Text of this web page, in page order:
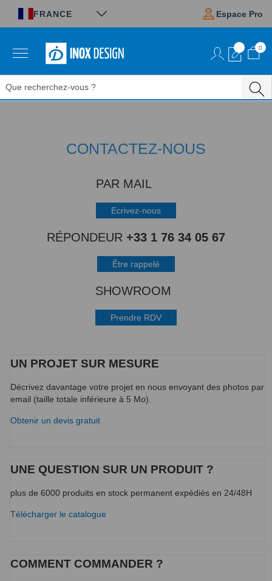
FRANCE Espace Pro
0
contenu
CONTACTEZ-NOUS
PAR MAIL
Ecrivez-nous
RÉPONDEUR +33 1 76 34 05 67
Être rappelé
SHOWROOM
Prendre RDV
UN PROJET SUR MESURE
Décrivez davantage votre projet en nous envoyant des photos par
email (taille totale inférieure à 5 Mo).
Obtenir un devis gratuit
UNE QUESTION SUR UN PRODUIT ?
plus de 6000 produits en stock permanent expédiés en 24/48H
Télécharger le catalogue
COMMENT COMMANDER ?
Panneau de gestion des cookies